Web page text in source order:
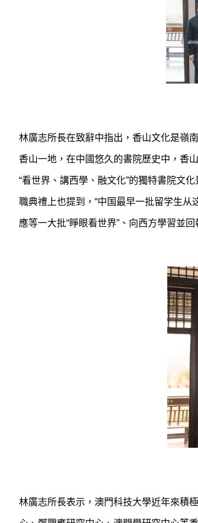
林廣志所長在致辭中指出，香山文化是嶺
香山一地，在中國悠久的書院歷史中，香
“看世界、講西學、融文化”的獨特書院文
職典禮上也提到，“中国最早一批留学生
應等一大批“睜眼看世界”、向西方學習並
林廣志所長表示，澳門科技大學近年來積